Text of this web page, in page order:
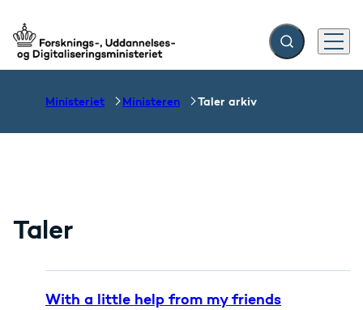
Gå til forsiden Fold søgefelt ud
Menu
Ministeriet Ministeren Taler arkiv
Taler
With a little help from my friends